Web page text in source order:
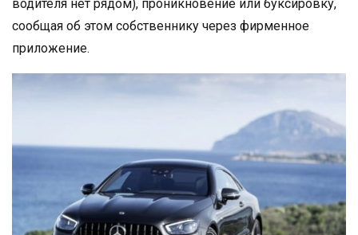
водителя нет рядом), проникновение или буксировку,
сообщая об этом собственнику через фирменное
приложение.